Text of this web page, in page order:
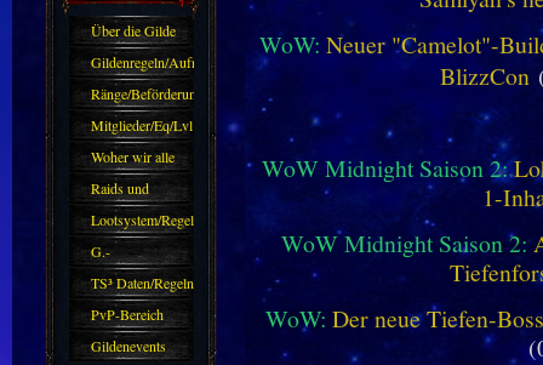
Über die Gilde
(DAW)
Gildenregeln/Aufnahme
Ränge/Beförderungen
Mitglieder/Eq/Lvl
Woher wir alle
kommen.
Raids und
Zubehör
Lootsystem/Regeln
G.-
Sparkasse/Goldleihen
TS³ Daten/Regeln
PvP-Bereich
Gildenevents
WoW: Neuer "Camelot"-
BlizzCon
WoW Midnight Saison 2:
1-
WoW Midnight Saison 2:
WoW: Der neue Tiefen-